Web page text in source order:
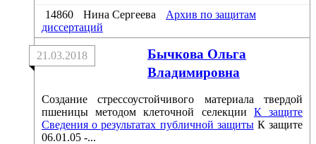
14860 Нина Сергеева
Архив по защитам
диссертаций
Бычкова Ольга
Владимировна
21.03.2018
Создание стрессоустойчивого материала твердой
пшеницы методом клеточной селекции К защите
Сведения о результатах публичной защиты К защите
06.01.05 -...